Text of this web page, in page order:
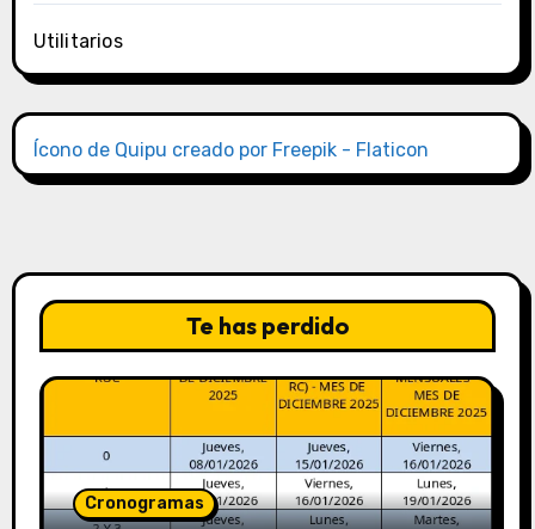
Utilitarios
Ícono de Quipu creado por Freepik - Flaticon
Te has perdido
Cronogramas